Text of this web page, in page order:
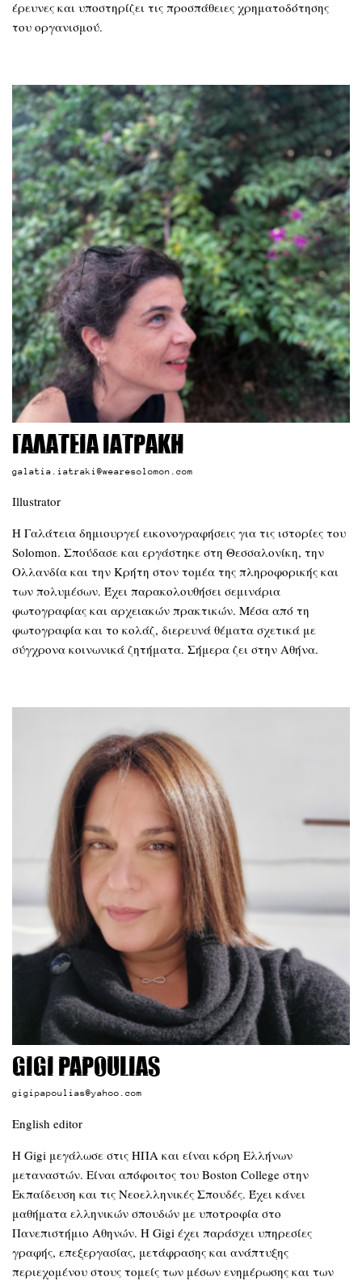
έρευνες και υποστηρίζει τις προσπάθειες χρηματοδότησης
του οργανισμού.
Γαλάτεια Ιατράκη
galatia.iatraki@wearesolomon.com
Illustrator
Η Γαλάτεια δημιουργεί εικονογραφήσεις για τις ιστορίες του
Solomon. Σπούδασε και εργάστηκε στη Θεσσαλονίκη, την
Ολλανδία και την Κρήτη στον τομέα της πληροφορικής και
των πολυμέσων. Έχει παρακολουθήσει σεμινάρια
φωτογραφίας και αρχειακών πρακτικών. Μέσα από τη
φωτογραφία και το κολάζ, διερευνά θέματα σχετικά με
σύγχρονα κοινωνικά ζητήματα. Σήμερα ζει στην Αθήνα.
Gigi Papoulias
gigipapoulias@yahoo.com
English editor
Η Gigi μεγάλωσε στις ΗΠΑ και είναι κόρη Ελλήνων
μεταναστών. Είναι απόφοιτος του Boston College στην
Εκπαίδευση και τις Νεοελληνικές Σπουδές. Έχει κάνει
μαθήματα ελληνικών σπουδών με υποτροφία στο
Πανεπιστήμιο Αθηνών. Η Gigi έχει παράσχει υπηρεσίες
γραφής, επεξεργασίας, μετάφρασης και ανάπτυξης
περιεχομένου στους τομείς των μέσων ενημέρωσης και των